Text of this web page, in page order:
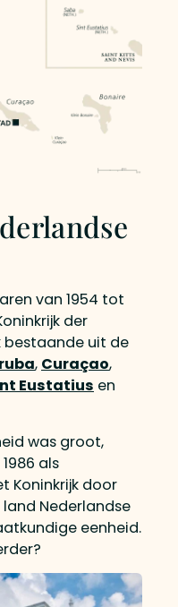
van 1954 tot
der
bestaande uit de
, Curaçao,
Eustatius en
was groot,
als
Koninkrijk door
land Nederlandse
eenheid.